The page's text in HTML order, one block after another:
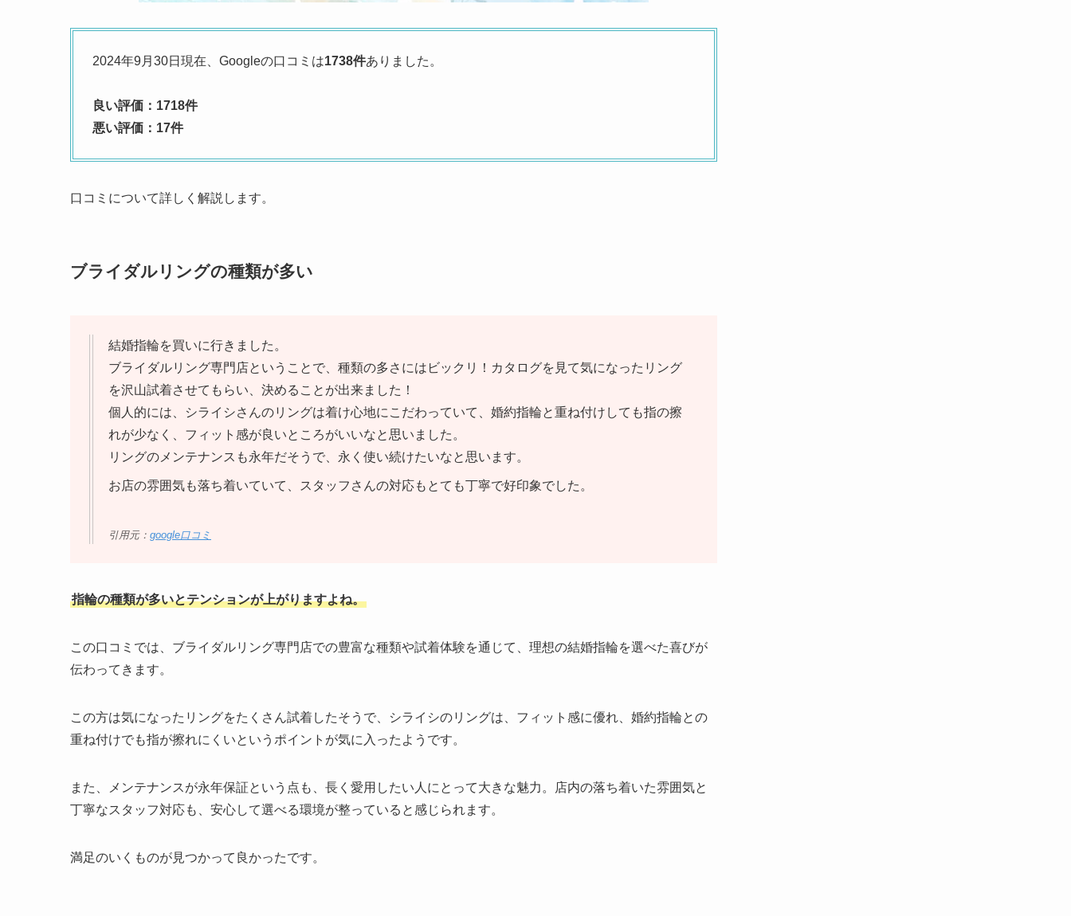
2024年9月30日現在、Googleの口コミは1738件ありました。
良い評価：1718件
悪い評価：17件
口コミについて詳しく解説します。
ブライダルリングの種類が多い
結婚指輪を買いに行きました。
ブライダルリング専門店ということで、種類の多さにはビックリ！カタログを見て気になったリング
を沢山試着させてもらい、決めることが出来ました！
個人的には、シライシさんのリングは着け心地にこだわっていて、婚約指輪と重ね付けしても指の擦
れが少なく、フィット感が良いところがいいなと思いました。
リングのメンテナンスも永年だそうで、永く使い続けたいなと思います。
お店の雰囲気も落ち着いていて、スタッフさんの対応もとても丁寧で好印象でした。
引用元： google口コミ
指輪の種類が多いとテンションが上がりますよね。
この口コミでは、ブライダルリング専門店での豊富な種類や試着体験を通じて、理想の結婚指輪を選べた喜びが
伝わってきます。
この方は気になったリングをたくさん試着したそうで、シライシのリングは、フィット感に優れ、婚約指輪との
重ね付けでも指が擦れにくいというポイントが気に入ったようです。
また、メンテナンスが永年保証という点も、長く愛用したい人にとって大きな魅力。店内の落ち着いた雰囲気と
丁寧なスタッフ対応も、安心して選べる環境が整っていると感じられます。
満足のいくものが見つかって良かったです。